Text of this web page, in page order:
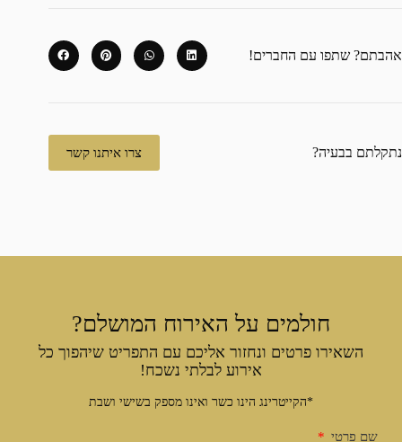
אהבתם? שתפו עם החברים!
נתקלתם בבעיה? צרו איתנו קשר
חולמים על האירוח המושלם?
השאירו פרטים ונחזור אליכם עם התפריט שיהפוך כל
אירוע לבלתי נשכח!
*הקייטרינג הינו כשר ואינו מספק בשישי ושבת
שם פרטי